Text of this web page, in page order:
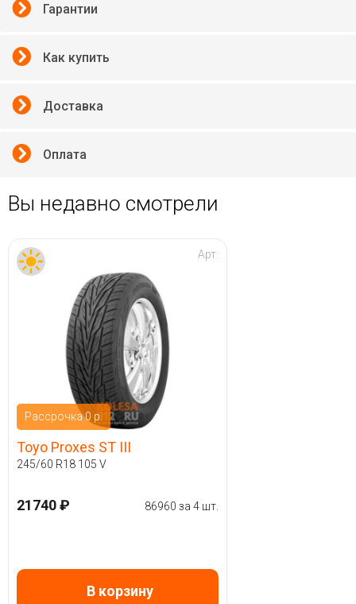
Гарантии
Как купить
Доставка
Оплата
Вы недавно смотрели
Рассрочка 0 р.
Арт:
Toyo Proxes ST III
245/60 R18 105 V
21740 ₽ 86960 за 4 шт.
В корзину